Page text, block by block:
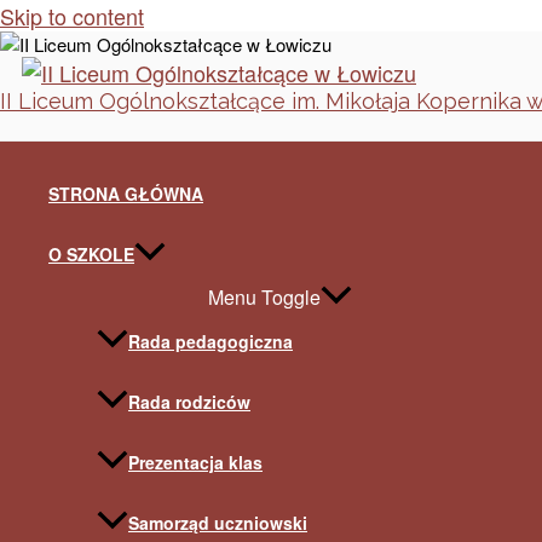
Skip to content
II Liceum Ogólnokształcące im. Mikołaja Kopernika
STRONA GŁÓWNA
O SZKOLE
Menu Toggle
Rada pedagogiczna
Rada rodziców
Prezentacja klas
Samorząd uczniowski